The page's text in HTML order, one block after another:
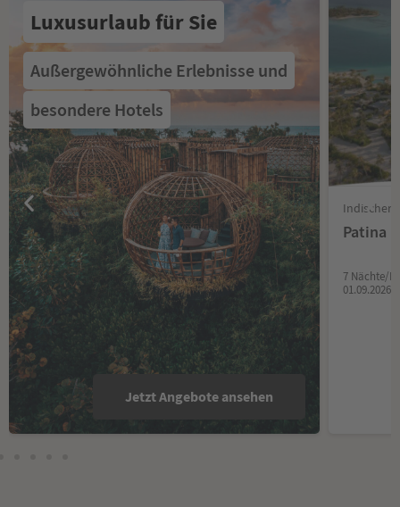
Luxusurlaub für Sie
Außergewöhnliche Erlebnisse und
besondere Hotels
Jetzt Angebote ansehen
Indischer
Patina
7 Nächte/
01.09.2026